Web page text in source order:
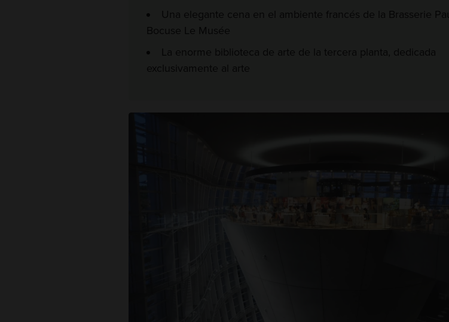
Una elegante cena en el ambiente francés de la Brasserie Paul
Bocuse Le Musée
La enorme biblioteca de arte de la tercera planta, dedicada
exclusivamente al arte